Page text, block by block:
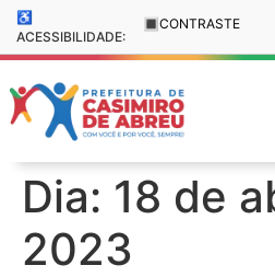
♿
ACESSIBILIDADE:
🔳 CONTRASTE
Dia: 18 de
2023